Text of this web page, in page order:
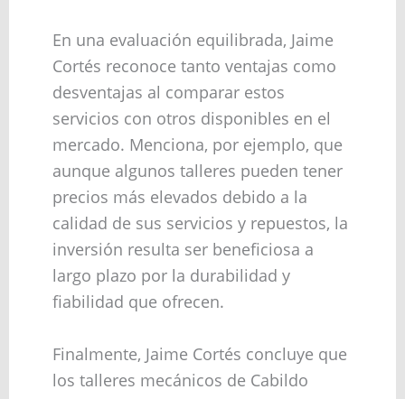
En una evaluación equilibrada, Jaime
Cortés reconoce tanto ventajas como
desventajas al comparar estos
servicios con otros disponibles en el
mercado. Menciona, por ejemplo, que
aunque algunos talleres pueden tener
precios más elevados debido a la
calidad de sus servicios y repuestos, la
inversión resulta ser beneficiosa a
largo plazo por la durabilidad y
fiabilidad que ofrecen.
Finalmente, Jaime Cortés concluye que
los talleres mecánicos de Cabildo